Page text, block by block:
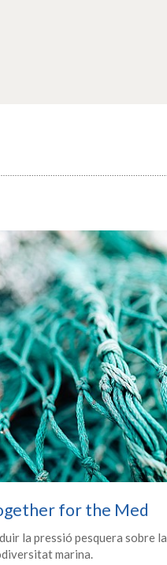
for the Med
la pressió pesquera sobre la
marina.